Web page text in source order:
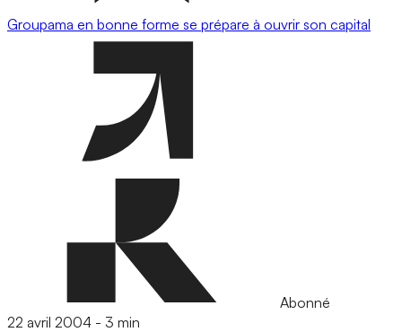
Groupama en bonne forme se prépare à ouvrir son capital
Abonné
22 avril 2004 - 3 min